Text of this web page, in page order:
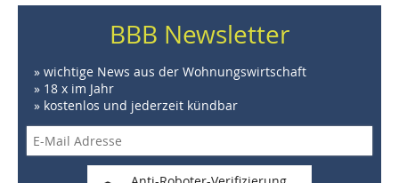
BBB Newsletter
» wichtige News aus der Wohnungswirtschaft
» 18 x im Jahr
» kostenlos und jederzeit kündbar